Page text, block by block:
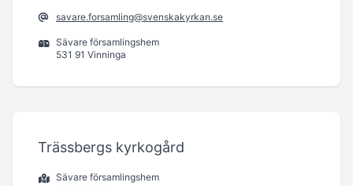
savare.forsamling@svenskakyrkan.se
Sävare församlingshem
531 91 Vinninga
Trässbergs kyrkogård
Sävare församlingshem